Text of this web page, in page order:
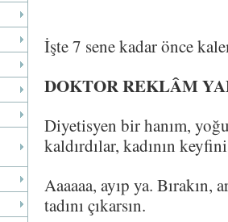
İşte 7 sene kadar önce
DOKTOR REKLÂM
Diyetisyen bir hanım,
kaldırdılar, kadının
Aaaaaa, ayıp ya. Bırakın,
tadını çıkarsın.